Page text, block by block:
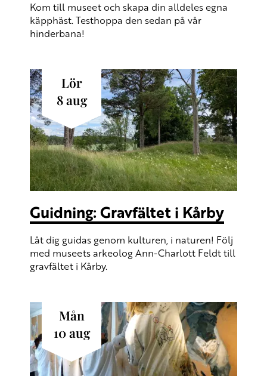
Kom till museet och skapa din alldeles egna
käpphäst. Testhoppa den sedan på vår
hinderbana!
lör
8aug
Guidning: Gravfältet i Kårby
Låt dig guidas genom kulturen, i naturen! Följ
med museets arkeolog Ann-Charlott Feldt till
gravfältet i Kårby.
mån
10aug